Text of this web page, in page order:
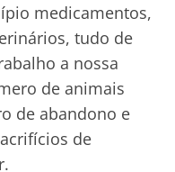
medicamentos,
tudo de
a nossa
de animais
de abandono e
de